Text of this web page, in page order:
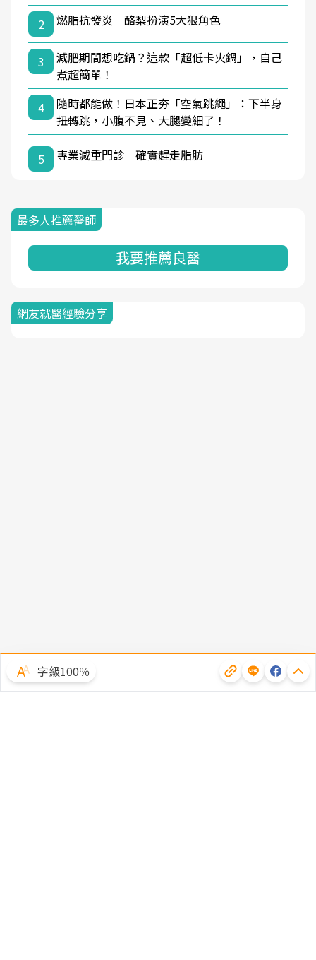
2
燃脂抗發炎 酪梨扮演5大狠角色
3
減肥期間想吃鍋？這款「超低卡火鍋」，自己
煮超簡單！
4
隨時都能做！日本正夯「空氣跳繩」：下半身
扭轉跳，小腹不見、大腿變細了！
5 專業減重門診 確實趕走脂肪
最多人推薦醫師
我要推薦良醫
網友就醫經驗分享
字級100％